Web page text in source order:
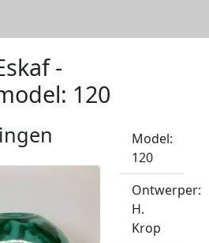
-
120
Model:
120
Ontwerper:
H.
Krop